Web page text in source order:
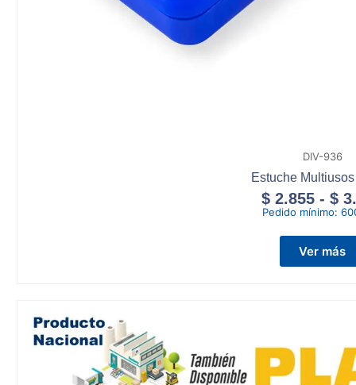
DIV-936
Estuche
$ 2.855 - $
Pedido mínimo:
Ver más